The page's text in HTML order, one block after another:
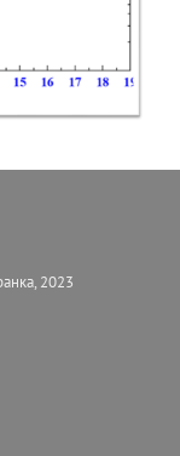
2023